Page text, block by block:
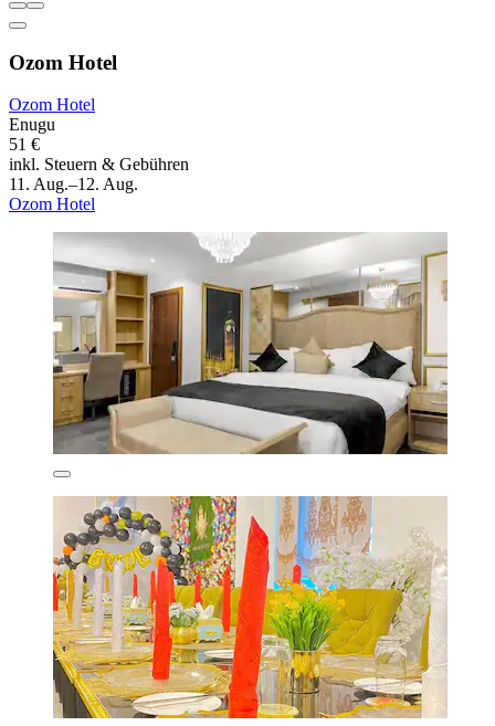
Ozom Hotel
Ozom Hotel
Enugu
51 €
inkl. Steuern & Gebühren
11. Aug.–12. Aug.
Ozom Hotel